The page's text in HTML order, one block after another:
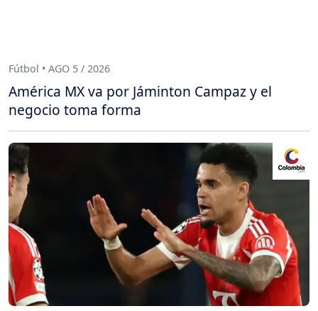
Fútbol • AGO 5 / 2026
América MX va por Jáminton Campaz y el
negocio toma forma